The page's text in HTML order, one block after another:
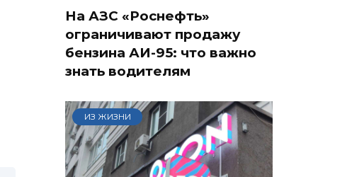
На АЗС «Роснефть»
ограничивают продажу
бензина АИ-95: что важно
знать водителям
ИЗ ЖИЗНИ